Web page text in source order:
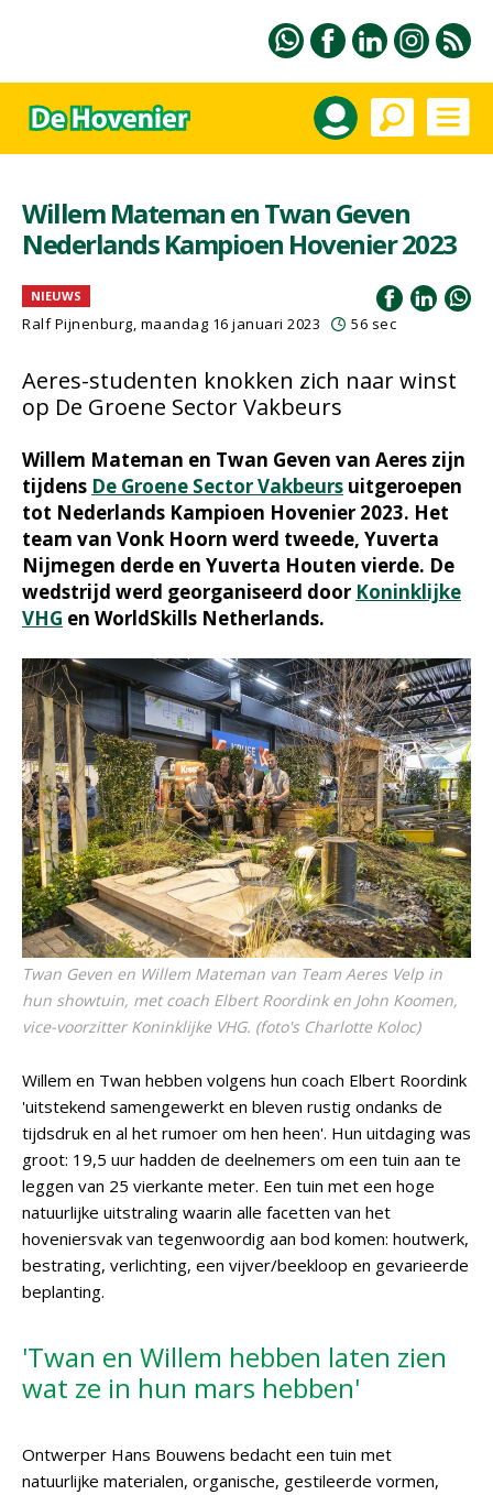
Willem Mateman en Twan Geven
Nederlands Kampioen Hovenier 2023
NIEUWS
Ralf Pijnenburg, maandag 16 januari 2023 56 sec
Aeres-studenten knokken zich naar winst
op De Groene Sector Vakbeurs
Willem Mateman en Twan Geven van Aeres zijn
tijdens De Groene Sector Vakbeurs uitgeroepen
tot Nederlands Kampioen Hovenier 2023. Het
team van Vonk Hoorn werd tweede, Yuverta
Nijmegen derde en Yuverta Houten vierde. De
wedstrijd werd georganiseerd door Koninklijke
VHG en WorldSkills Netherlands.
Twan Geven en Willem Mateman van Team Aeres Velp in
hun showtuin, met coach Elbert Roordink en John Koomen,
vice-voorzitter Koninklijke VHG. (foto's Charlotte Koloc)
Willem en Twan hebben volgens hun coach Elbert Roordink
'uitstekend samengewerkt en bleven rustig ondanks de
tijdsdruk en al het rumoer om hen heen'. Hun uitdaging was
groot: 19,5 uur hadden de deelnemers om een tuin aan te
leggen van 25 vierkante meter. Een tuin met een hoge
natuurlijke uitstraling waarin alle facetten van het
hoveniersvak van tegenwoordig aan bod komen: houtwerk,
bestrating, verlichting, een vijver/beekloop en gevarieerde
beplanting.
'Twan en Willem hebben laten zien
wat ze in hun mars hebben'
Ontwerper Hans Bouwens bedacht een tuin met
natuurlijke materialen, organische, gestileerde vormen,